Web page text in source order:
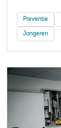
Preventie
Jongeren